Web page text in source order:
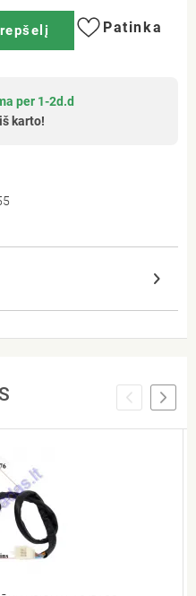
Patinka
per 1-2d.d
karto!